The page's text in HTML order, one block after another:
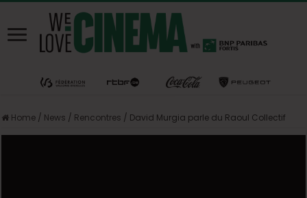
Home / News / Rencontres / David Murgia parle du Raoul Collectif